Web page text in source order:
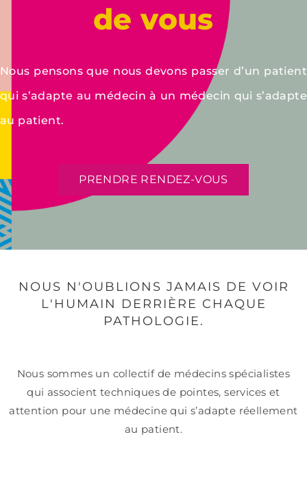
de vous
Nous pensons que nous devons passer d’un patient
qui s’adapte au médecin à un médecin qui s’adapte
au patient.
PRENDRE RENDEZ-VOUS
NOUS N'OUBLIONS JAMAIS DE VOIR
L'HUMAIN DERRIÈRE CHAQUE
PATHOLOGIE.
Nous sommes un collectif de médecins spécialistes
qui associent techniques de pointes, services et
attention pour une médecine qui s’adapte réellement
au patient.